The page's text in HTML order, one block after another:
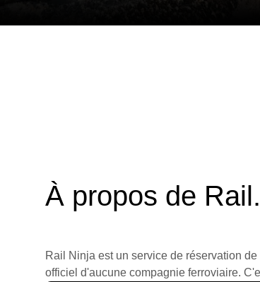
À propos de
Rail Ninja est un service de réservation
officiel d'aucune compagnie ferroviaire.